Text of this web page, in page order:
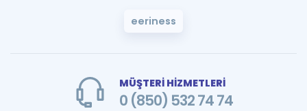
eeriness
MÜŞTERİ HİZMETLERİ
0 (850) 532 74 74